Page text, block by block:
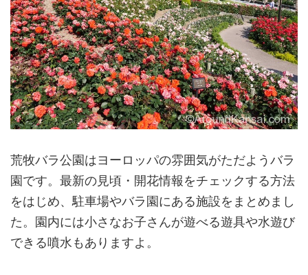
荒牧バラ公園はヨーロッパの雰囲気がただようバラ
園です。最新の見頃・開花情報をチェックする方法
をはじめ、駐車場やバラ園にある施設をまとめまし
た。園内には小さなお子さんが遊べる遊具や水遊び
できる噴水もありますよ。